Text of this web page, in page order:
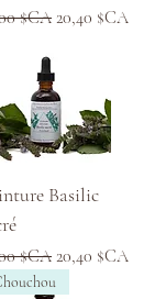
original
$CAPrix
20,40 $CA
Basilic
original
$CAPrix
20,40 $CA